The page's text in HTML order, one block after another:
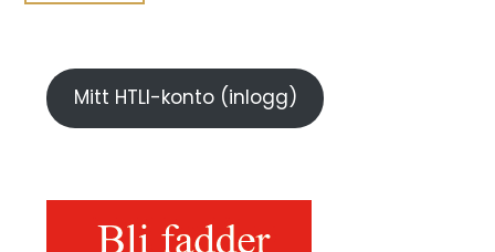
Mitt HTLI-konto (inlogg)